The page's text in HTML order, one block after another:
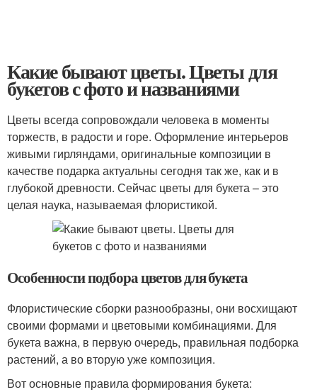
Какие бывают цветы. Цветы для
букетов с фото и названиями
Цветы всегда сопровождали человека в моменты
торжеств, в радости и горе. Оформление интерьеров
живыми гирляндами, оригинальные композиции в
качестве подарка актуальны сегодня так же, как и в
глубокой древности. Сейчас цветы для букета – это
целая наука, называемая флористикой.
Особенности подбора цветов для букета
Флористические сборки разнообразны, они восхищают
своими формами и цветовыми комбинациями. Для
букета важна, в первую очередь, правильная подборка
растений, а во вторую уже композиция.
Вот основные правила формирования букета: